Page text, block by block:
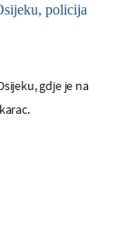
policija
gdje je na